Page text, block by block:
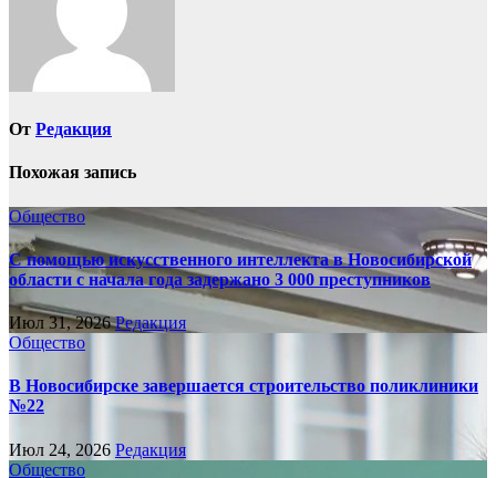
От Редакция
Похожая запись
Общество
С помощью искусственного интеллекта в Новосибирской
области с начала года задержано 3 000 преступников
Июл 31, 2026Редакция
Общество
В Новосибирске завершается строительство поликлиники
№22
Июл 24, 2026 Редакция
Общество